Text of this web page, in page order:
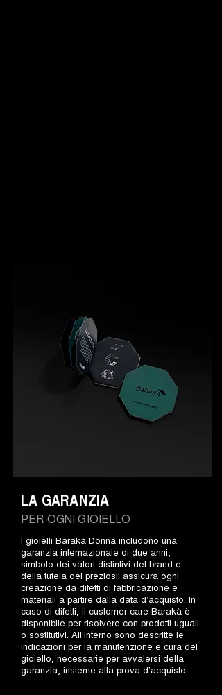
PER OGNI GIOIELLO
LA GARANZIA
I gioielli Barakà Donna includono una
garanzia internazionale di due anni,
simbolo dei valori distintivi del brand e
della tutela dei preziosi: assicura ogni
creazione da difetti di fabbricazione e
materiali a partire dalla data d’acquisto. In
caso di difetti, il customer care Barakà è
disponibile per risolvere con prodotti uguali
o sostitutivi. All’interno sono descritte le
indicazioni per la manutenzione e cura del
gioiello, necessarie per avvalersi della
garanzia, insieme alla prova d’acquisto.